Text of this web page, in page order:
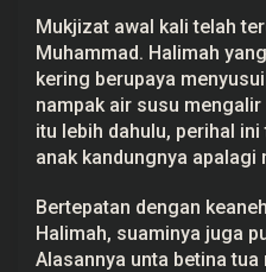
Mukjizat awal kali telah
Muhammad. Halimah
kering berupaya
nampak air susu
itu lebih dahulu, perihal
anak kandungnya apalagi
Bertepatan dengan
Halimah, suaminya juga
Alasannya unta betina